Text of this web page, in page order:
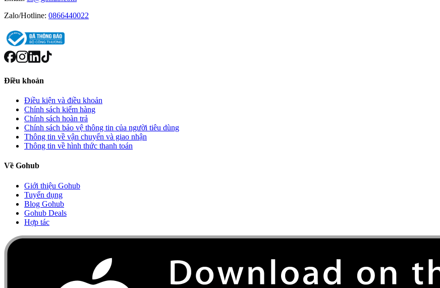
Zalo/Hotline: 0866440022
Điều khoản
Điều kiện và điều khoản
Chính sách kiểm hàng
Chính sách hoàn trả
Chính sách bảo vệ thông tin của người tiêu dùng
Thông tin về vận chuyển và giao nhận
Thông tin về hình thức thanh toán
Về Gohub
Giới thiệu Gohub
Tuyển dụng
Blog Gohub
Gohub Deals
Hợp tác